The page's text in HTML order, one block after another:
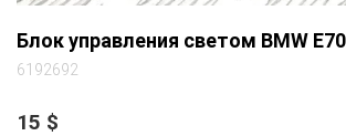
Блок управления светом BMW E70
6192692
15 $